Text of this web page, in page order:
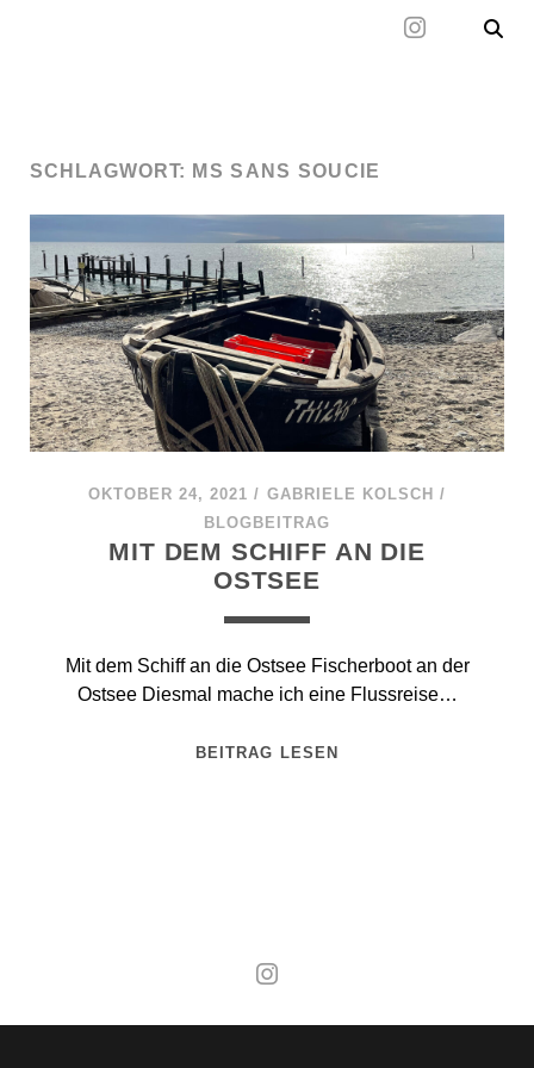
SCHLAGWORT: MS SANS SOUCIE
OKTOBER 24, 2021 / GABRIELE KOLSCH /
BLOGBEITRAG
MIT DEM SCHIFF AN DIE
OSTSEE
Mit dem Schiff an die Ostsee Fischerboot an der
Ostsee Diesmal mache ich eine Flussreise…
BEITRAG LESEN